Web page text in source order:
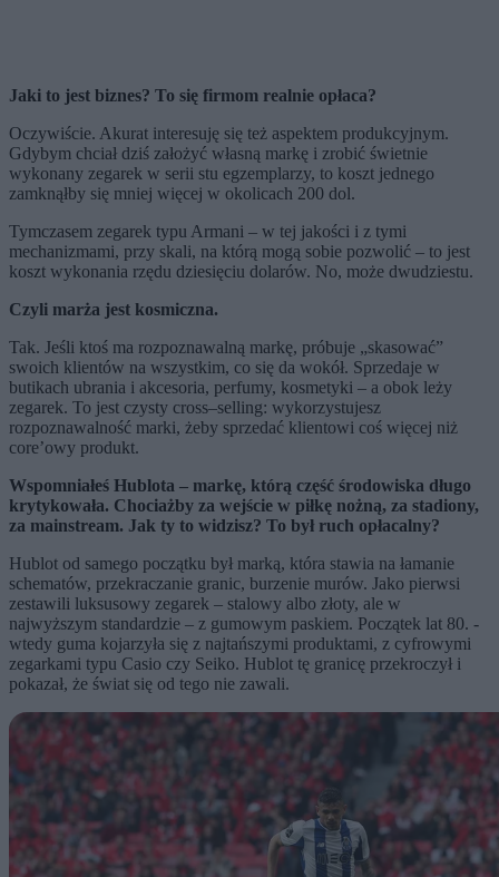
Jaki to jest biznes? To się firmom realnie opłaca?
Oczywiście. Akurat interesuję się też aspektem produkcyjnym.
Gdybym chciał dziś założyć własną markę i zrobić świetnie
wykonany zegarek w serii stu egzemplarzy, to koszt jednego
zamknąłby się mniej więcej w okolicach 200 dol.
Tymczasem zegarek typu Armani – w tej jakości i z tymi
mechanizmami, przy skali, na którą mogą sobie pozwolić – to jest
koszt wykonania rzędu dziesięciu dolarów. No, może dwudziestu.
Czyli marża jest kosmiczna.
Tak. Jeśli ktoś ma rozpoznawalną markę, próbuje „skasować”
swoich klientów na wszystkim, co się da wokół. Sprzedaje w
butikach ubrania i akcesoria, perfumy, kosmetyki – a obok leży
zegarek. To jest czysty cross–selling: wykorzystujesz
rozpoznawalność marki, żeby sprzedać klientowi coś więcej niż
core’owy produkt.
Wspomniałeś Hublota – markę, którą część środowiska długo
krytykowała. Chociażby za wejście w piłkę nożną, za stadiony,
za mainstream. Jak ty to widzisz? To był ruch opłacalny?
Hublot od samego początku był marką, która stawia na łamanie
schematów, przekraczanie granic, burzenie murów. Jako pierwsi
zestawili luksusowy zegarek – stalowy albo złoty, ale w
najwyższym standardzie – z gumowym paskiem. Początek lat 80. -
wtedy guma kojarzyła się z najtańszymi produktami, z cyfrowymi
zegarkami typu Casio czy Seiko. Hublot tę granicę przekroczył i
pokazał, że świat się od tego nie zawali.